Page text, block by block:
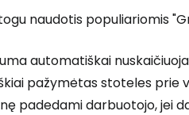
naudotis populiariomis
automatiškai
pažymėtas stoteles prie
padedami darbuotojo, jei